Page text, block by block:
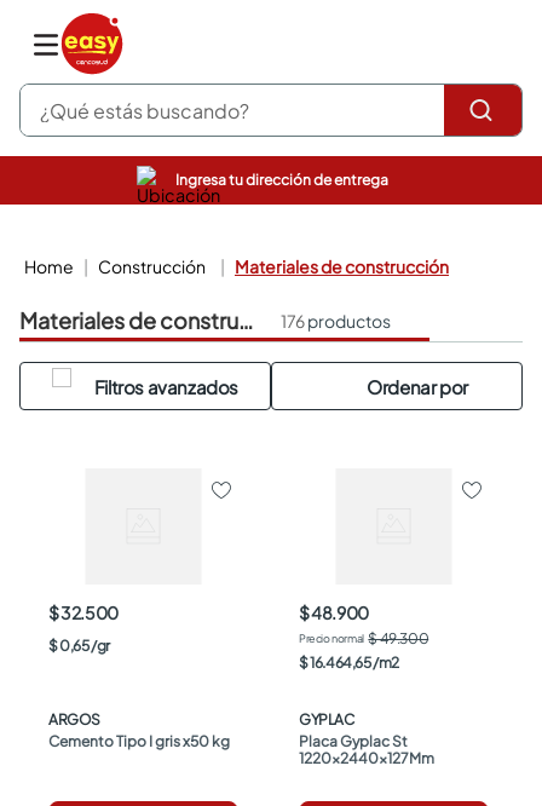
¿Qué estás buscando?
Ingresa tu dirección de entrega
construcción materiales de construcción
materiales de construcción 176productos
$ 32.500
$0,65/gr
ARGOS
Cemento Tipo I gris x50 kg
$ 48.900
$ 49.300
$16.464,65/m2
GYPLAC
Placa Gyplac St
1220x2440x127Mm
pinturas
cocinas integrales
comedor
escritorio
pisos